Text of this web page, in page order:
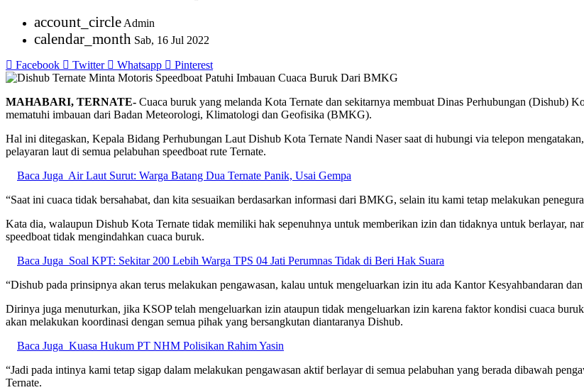
account_circleAdmin
calendar_month Sab, 16 Jul 2022
Facebook Twitter Whatsapp Pinterest
MAHABARI, TERNATE- Cuaca buruk yang melanda Kota Ternate dan sekitarnya membuat Dinas Perhubungan (Dishub)
mematuhi imbauan dari Badan Meteorologi, Klimatologi dan Geofisika (BMKG).
Hal ini ditegaskan, Kepala Bidang Perhubungan Laut Dishub Kota Ternate Nandi Naser saat di hubungi via telepon
pelayaran laut di semua pelabuhan speedboat rute Ternate.
Baca Juga Air Laut Surut: Warga Batang Dua Ternate Panik, Usai Gempa
“Saat ini cuaca tidak bersahabat, dan kita sesuaikan berdasarkan informasi dari BMKG, selain itu kami tetap melakukan
Kata dia, walaupun Dishub Kota Ternate tidak memiliki hak sepenuhnya untuk memberikan izin dan tidaknya untuk berlayar,
speedboat tidak mengindahkan cuaca buruk.
Baca Juga Soal KPT: Sekitar 200 Lebih Warga TPS 04 Jati Perumnas Tidak di Beri Hak Suara
“Dishub pada prinsipnya akan terus melakukan pengawasan, kalau untuk mengeluarkan izin itu ada Kantor Kesyahbandaran
Dirinya juga menuturkan, jika KSOP telah mengeluarkan izin ataupun tidak mengeluarkan izin karena faktor kondisi cuaca
akan melakukan koordinasi dengan semua pihak yang bersangkutan diantaranya Dishub.
Baca Juga Kuasa Hukum PT NHM Polisikan Rahim Yasin
“Jadi pada intinya kami tetap sigap dalam melakukan pengawasan aktif berlayar di semua pelabuhan yang berada dibawah
Ternate.